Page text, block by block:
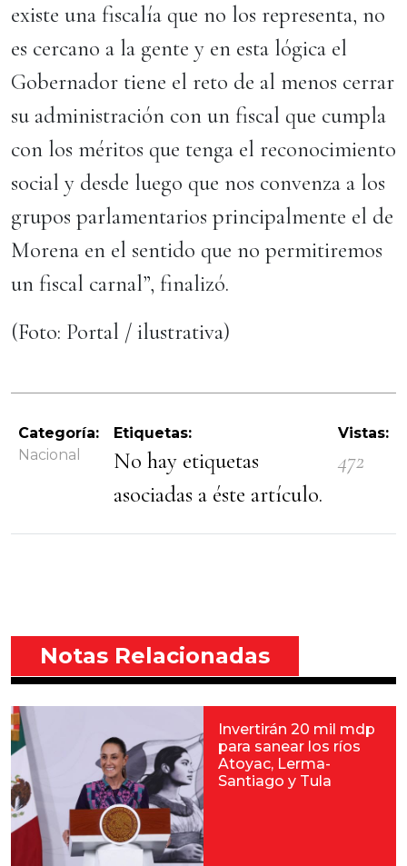
existe una fiscalía que no los representa, no
es cercano a la gente y en esta lógica el
Gobernador tiene el reto de al menos cerrar
su administración con un fiscal que cumpla
con los méritos que tenga el reconocimiento
social y desde luego que nos convenza a los
grupos parlamentarios principalmente el de
Morena en el sentido que no permitiremos
un fiscal carnal”, finalizó.
(Foto: Portal / ilustrativa)
Categoría:
Nacional
Etiquetas:
No hay etiquetas
asociadas a éste artículo.
Vistas:
472
Notas Relacionadas
Invertirán 20 mil mdp
para sanear los ríos
Atoyac, Lerma-
Santiago y Tula